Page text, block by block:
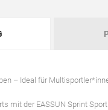
– Ideal für
mit der EASSUN Sprint